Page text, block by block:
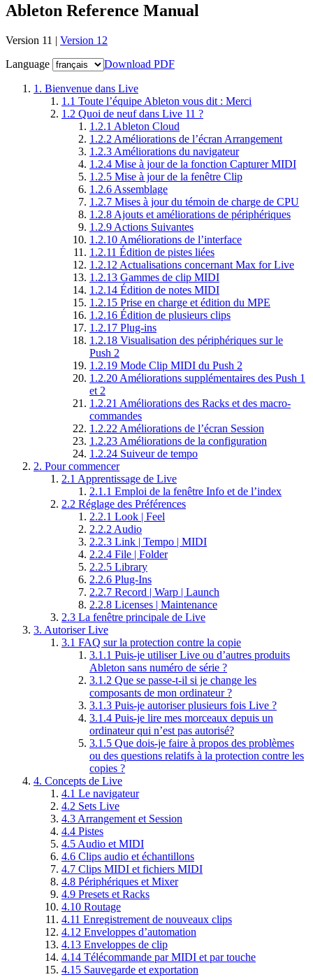
Ableton Reference Manual
Version 11 | Version 12
Language
Download PDF
1. Bienvenue dans Live
1.1 Toute l’équipe Ableton vous dit : Merci
1.2 Quoi de neuf dans Live 11 ?
1.2.1 Ableton Cloud
1.2.2 Améliorations de l’écran Arrangement
1.2.3 Améliorations du navigateur
1.2.4 Mise à jour de la fonction Capturer MIDI
1.2.5 Mise à jour de la fenêtre Clip
1.2.6 Assemblage
1.2.7 Mises à jour du témoin de charge de CPU
1.2.8 Ajouts et améliorations de périphériques
1.2.9 Actions Suivantes
1.2.10 Améliorations de l’interface
1.2.11 Édition de pistes liées
1.2.12 Actualisations concernant Max for Live
1.2.13 Gammes de clip MIDI
1.2.14 Édition de notes MIDI
1.2.15 Prise en charge et édition du MPE
1.2.16 Édition de plusieurs clips
1.2.17 Plug-ins
1.2.18 Visualisation des périphériques sur le
Push 2
1.2.19 Mode Clip MIDI du Push 2
1.2.20 Améliorations supplémentaires des Push 1
et 2
1.2.21 Améliorations des Racks et des macro-
commandes
1.2.22 Améliorations de l’écran Session
1.2.23 Améliorations de la configuration
1.2.24 Suiveur de tempo
2. Pour commencer
2.1 Apprentissage de Live
2.1.1 Emploi de la fenêtre Info et de l’index
2.2 Réglage des Préférences
2.2.1 Look | Feel
2.2.2 Audio
2.2.3 Link | Tempo | MIDI
2.2.4 File | Folder
2.2.5 Library
2.2.6 Plug-Ins
2.2.7 Record | Warp | Launch
2.2.8 Licenses | Maintenance
2.3 La fenêtre principale de Live
3. Autoriser Live
3.1 FAQ sur la protection contre la copie
3.1.1 Puis-je utiliser Live ou d’autres produits
Ableton sans numéro de série ?
3.1.2 Que se passe-t-il si je change les
composants de mon ordinateur ?
3.1.3 Puis-je autoriser plusieurs fois Live ?
3.1.4 Puis-je lire mes morceaux depuis un
ordinateur qui n’est pas autorisé?
3.1.5 Que dois-je faire à propos des problèmes
ou des questions relatifs à la protection contre les
copies ?
4. Concepts de Live
4.1 Le navigateur
4.2 Sets Live
4.3 Arrangement et Session
4.4 Pistes
4.5 Audio et MIDI
4.6 Clips audio et échantillons
4.7 Clips MIDI et fichiers MIDI
4.8 Périphériques et Mixer
4.9 Presets et Racks
4.10 Routage
4.11 Enregistrement de nouveaux clips
4.12 Enveloppes d’automation
4.13 Enveloppes de clip
4.14 Télécommande par MIDI et par touche
4.15 Sauvegarde et exportation